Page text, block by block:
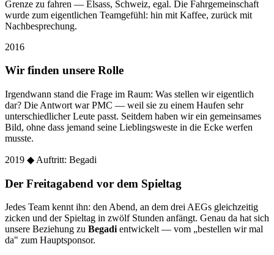
Grenze zu fahren — Elsass, Schweiz, egal. Die Fahrgemeinschaft
wurde zum eigentlichen Teamgefühl: hin mit Kaffee, zurück mit
Nachbesprechung.
2016
Wir finden unsere Rolle
Irgendwann stand die Frage im Raum: Was stellen wir eigentlich
dar? Die Antwort war PMC — weil sie zu einem Haufen sehr
unterschiedlicher Leute passt. Seitdem haben wir ein gemeinsames
Bild, ohne dass jemand seine Lieblingsweste in die Ecke werfen
musste.
2019 ◆ Auftritt: Begadi
Der Freitagabend vor dem Spieltag
Jedes Team kennt ihn: den Abend, an dem drei AEGs gleichzeitig
zicken und der Spieltag in zwölf Stunden anfängt. Genau da hat sich
unsere Beziehung zu Begadientwickelt — vom „bestellen wir mal
da" zum Hauptsponsor.